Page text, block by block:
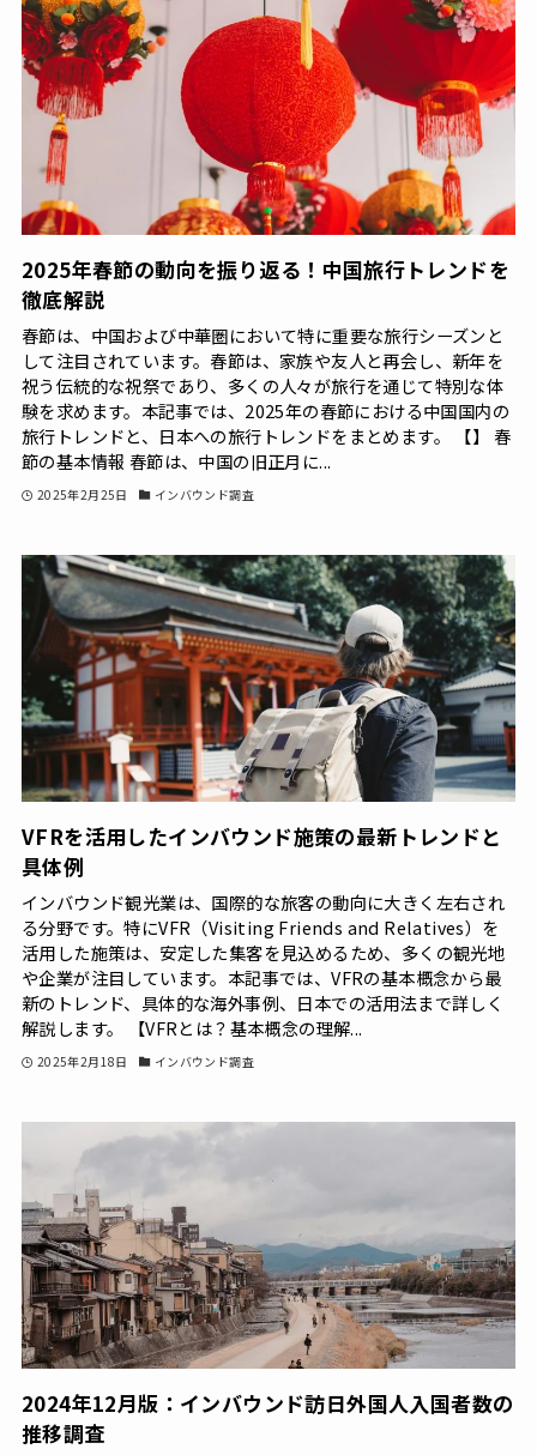
2025年春節の動向を振り返る！中国旅行トレンドを
徹底解説
春節は、中国および中華圏において特に重要な旅行シーズンと
して注目されています。春節は、家族や友人と再会し、新年を
祝う伝統的な祝祭であり、多くの人々が旅行を通じて特別な体
験を求めます。本記事では、2025年の春節における中国国内の
旅行トレンドと、日本への旅行トレンドをまとめます。 【】 春
節の基本情報 春節は、中国の旧正月に...
2025年2月25日 インバウンド調査
VFRを活用したインバウンド施策の最新トレンドと
具体例
インバウンド観光業は、国際的な旅客の動向に大きく左右され
る分野です。特にVFR（Visiting Friends and Relatives）を
活用した施策は、安定した集客を見込めるため、多くの観光地
や企業が注目しています。本記事では、VFRの基本概念から最
新のトレンド、具体的な海外事例、日本での活用法まで詳しく
解説します。 【VFRとは？基本概念の理解...
2025年2月18日 インバウンド調査
2024年12月版：インバウンド訪日外国人入国者数の
推移調査